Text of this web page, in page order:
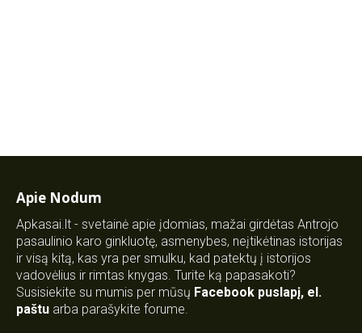
Apie Nodum
Apkasai.lt - svetainė apie įdomias, mažai girdėtas Antrojo
pasaulinio karo ginkluotę, asmenybes, neįtikėtinas istorijas
ir visą kitą, kas yra per smulku, kad patektų į istorijos
vadovėlius ir rimtas knygas. Turite ką papasakoti?
Susisiekite su mumis per mūsų Facebook puslapį, el.
paštu arba parašykite forume.